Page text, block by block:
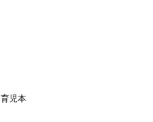
育児本